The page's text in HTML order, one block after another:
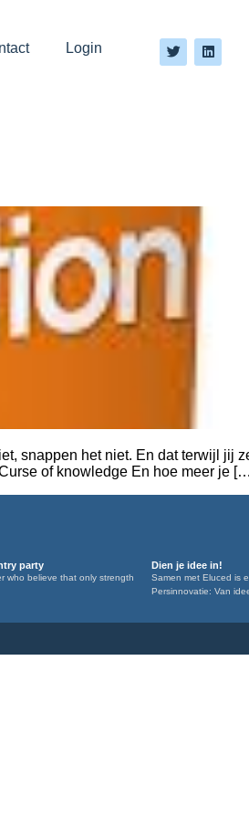
Login
snappen het niet. En dat terwijl jij
of knowledge En hoe meer je
party
who believe that only strength
Dien je idee in!
Samen met Eluced is
Persinnovatie: Van